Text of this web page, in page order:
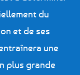
du
et de ses
une
plus grande